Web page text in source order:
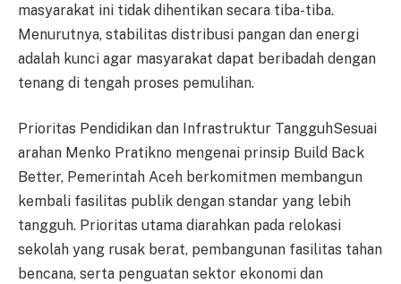
masyarakat ini tidak dihentikan secara tiba-tiba.
Menurutnya, stabilitas distribusi pangan dan energi
adalah kunci agar masyarakat dapat beribadah dengan
tenang di tengah proses pemulihan.
Prioritas Pendidikan dan Infrastruktur TangguhSesuai
arahan Menko Pratikno mengenai prinsip Build Back
Better, Pemerintah Aceh berkomitmen membangun
kembali fasilitas publik dengan standar yang lebih
tangguh. Prioritas utama diarahkan pada relokasi
sekolah yang rusak berat, pembangunan fasilitas tahan
bencana, serta penguatan sektor ekonomi dan